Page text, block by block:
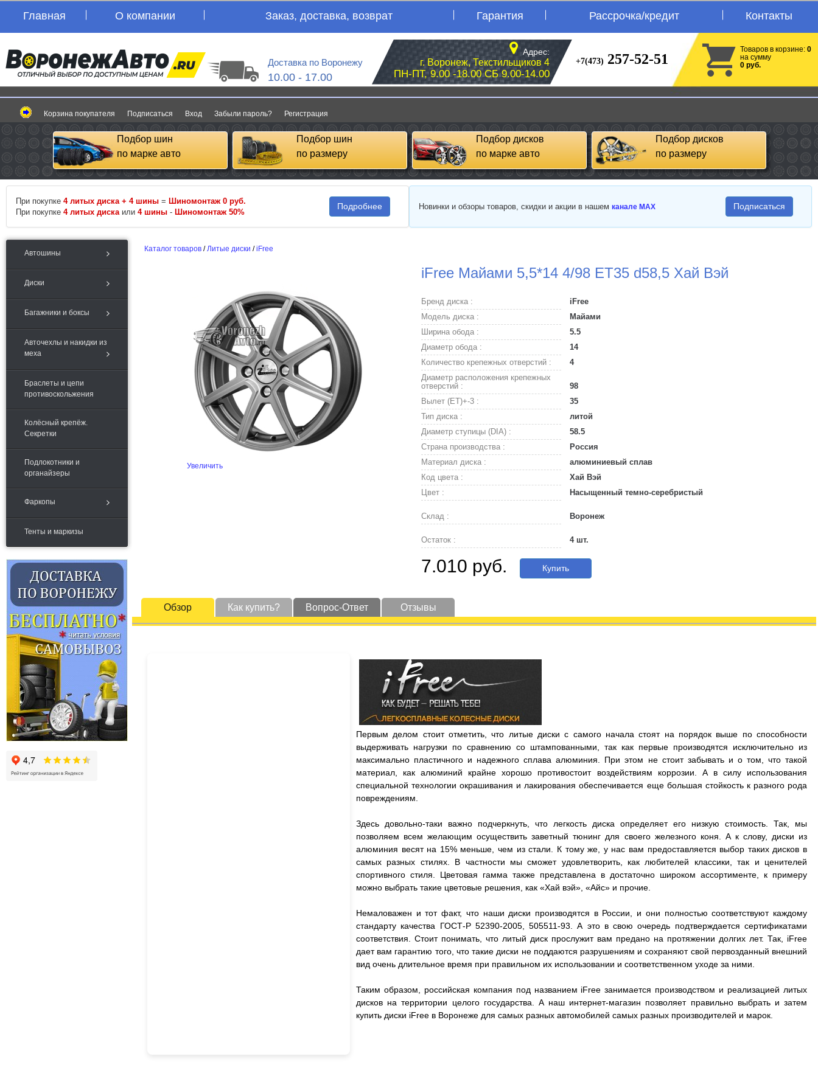
Главная О компании Заказ, доставка, возврат Гарантия Рассрочка/кредит Контакты
Доставка по Воронежу
10.00 - 17.00
Адрес:
г. Воронеж, Текстильщиков 4
ПН-ПТ, 9.00 -18.00 СБ 9.00-14.00
+7(473) 257-52-51
Товаров в корзине: 0
на сумму
0 руб.
Корзина покупателя Подписаться Вход Забыли пароль? Регистрация
Подбор шин
по марке авто
Подбор шин
по размеру
Подбор дисков
по марке авто
Подбор дисков
по размеру
При покупке 4 литых диска + 4 шины = Шиномонтаж 0 руб.
При покупке 4 литых диска или 4 шины - Шиномонтаж 50%
Подробнее Новинки и обзоры товаров, скидки и акции в нашем канале MAX Подписаться
Автошины
Диски
Багажники и боксы
Авточехлы и накидки из
меха
Браслеты и цепи
противоскольжения
Колёсный крепёж.
Секретки
Подлокотники и
органайзеры
Фаркопы
Тенты и маркизы
Каталог товаров /Литые диски /iFree
iFree Майами 5,5*14 4/98 ET35 d58,5 Хай Вэй
Увеличить
Бренд диска :
iFree
Модель диска :
Майами
Ширина обода :
5.5
Диаметр обода :
14
Количество крепежных отверстий :
4
Диаметр расположения крепежных
отверстий :
98
Вылет (ET)+-3 :
35
Тип диска :
литой
Диаметр ступицы (DIA) :
58.5
Страна производства :
Россия
Материал диска :
алюминиевый сплав
Код цвета :
Хай Вэй
Цвет :
Насыщенный темно-серебристый
Склад : Воронеж
Остаток : 4 шт.
7.010 руб. Купить
Обзор Как купить? Вопрос-Ответ Отзывы
Первым делом стоит отметить, что литые диски с самого начала стоят на порядок выше по способности
выдерживать нагрузки по сравнению со штампованными, так как первые производятся исключительно из
максимально пластичного и надежного сплава алюминия. При этом не стоит забывать и о том, что такой
материал, как алюминий крайне хорошо противостоит воздействиям коррозии. А в силу использования
специальной технологии окрашивания и лакирования обеспечивается еще большая стойкость к разного рода
повреждениям.
Здесь довольно-таки важно подчеркнуть, что легкость диска определяет его низкую стоимость. Так, мы
позволяем всем желающим осуществить заветный тюнинг для своего железного коня. А к слову, диски из
алюминия весят на 15% меньше, чем из стали. К тому же, у нас вам предоставляется выбор таких дисков в
самых разных стилях. В частности мы сможет удовлетворить, как любителей классики, так и ценителей
спортивного стиля. Цветовая гамма также представлена в достаточно широком ассортименте, к примеру
можно выбрать такие цветовые решения, как «Хай вэй», «Айс» и прочие.
Немаловажен и тот факт, что наши диски производятся в России, и они полностью соответствуют каждому
стандарту качества ГОСТ-Р 52390-2005, 505511-93. А это в свою очередь подтверждается сертификатами
соответствия. Стоит понимать, что литый диск прослужит вам предано на протяжении долгих лет. Так, iFree
дает вам гарантию того, что такие диски не поддаются разрушениям и сохраняют свой первозданный внешний
вид очень длительное время при правильном их использовании и соответственном уходе за ними.
Таким образом, российская компания под названием iFree занимается производством и реализацией литых
дисков на территории целого государства. А наш интернет-магазин позволяет правильно выбрать и затем
купить диски iFree в Воронеже для самых разных автомобилей самых разных производителей и марок.